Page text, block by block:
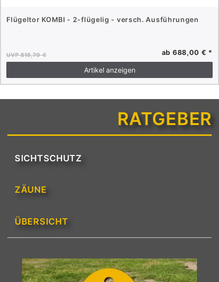
Flügeltor KOMBI - 2-flügelig - versch. Ausführungen
UVP 818,70 € ab 688,00 € *
Artikel anzeigen
RATGEBER
SICHTSCHUTZ
ZÄUNE
ÜBERSICHT